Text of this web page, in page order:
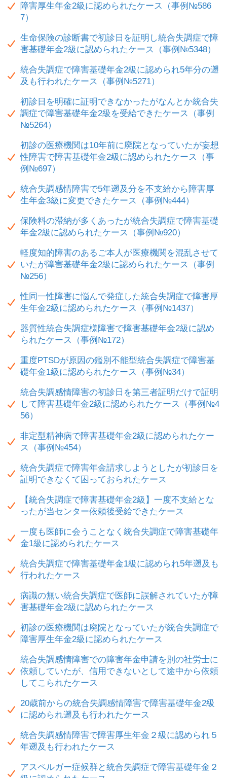
障害厚生年金2級に認められたケース（事例№586
7）
生命保険の診断書で初診日を証明し統合失調症で障
害基礎年金2級に認められたケース（事例№5348）
統合失調症で障害基礎年金2級に認められ5年分の遡
及も行われたケース（事例№5271）
初診日を明確に証明できなかったがなんとか統合失
調症で障害基礎年金2級を受給できたケース（事例
№5264）
初診の医療機関は10年前に廃院となっていたが妄想
性障害で障害基礎年金2級に認められたケース（事
例№697）
統合失調感情障害で5年遡及分を不支給から障害厚
生年金3級に変更できたケース（事例№444）
保険料の滞納が多くあったが統合失調症で障害基礎
年金2級に認められたケース（事例№920）
軽度知的障害のあるご本人が医療機関を混乱させて
いたが障害基礎年金2級に認められたケース（事例
№256）
性同一性障害に悩んで発症した統合失調症で障害厚
生年金2級に認められたケース（事例№1437）
器質性統合失調症様障害で障害基礎年金2級に認め
られたケース（事例№172）
重度PTSDが原因の鑑別不能型統合失調症で障害基
礎年金1級に認められたケース（事例№34）
統合失調感情障害の初診日を第三者証明だけで証明
して障害基礎年金2級に認められたケース（事例№4
56）
非定型精神病で障害基礎年金2級に認められたケー
ス（事例№454）
統合失調症で障害年金請求しようとしたが初診日を
証明できなくて困っておられたケース
【統合失調症で障害基礎年金2級】一度不支給とな
ったが当センター依頼後受給できたケース
一度も医師に会うことなく統合失調症で障害基礎年
金1級に認められたケース
統合失調症で障害基礎年金1級に認められ5年遡及も
行われたケース
病識の無い統合失調症で医師に誤解されていたが障
害基礎年金2級に認められたケース
初診の医療機関は廃院となっていたが統合失調症で
障害厚生年金2級に認められたケース
統合失調感情障害での障害年金申請を別の社労士に
依頼していたが、信用できないとして途中から依頼
してこられたケース
20歳前からの統合失調感情障害で障害基礎年金2級
に認められ遡及も行われたケース
統合失調感情障害で障害厚生年金２級に認められ５
年遡及も行われたケース
アスペルガー症候群と統合失調症で障害基礎年金２